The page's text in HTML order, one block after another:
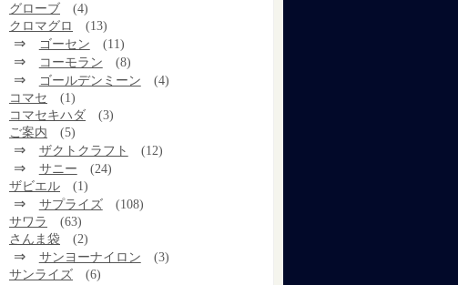
グローブ
(4)
クロマグロ
(13)
ゴーセン (11)
コーモラン (8)
ゴールデンミーン
(4)
コマセ
(1)
コマセキハダ
(3)
ご案内
(5)
ザクトクラフト (12)
サニー
(24)
ザビエル
(1)
サプライズ
(108)
サワラ
(63)
さんま袋
(2)
サンヨーナイロン
(3)
サンライズ
(6)